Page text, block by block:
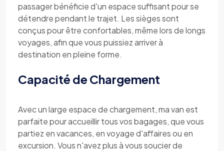
passager bénéficie d'un espace suffisant pour se
détendre pendant le trajet. Les sièges sont
conçus pour être confortables, même lors de longs
voyages, afin que vous puissiez arriver à
destination en pleine forme.
Capacité de Chargement
Avec un large espace de chargement, ma van est
parfaite pour accueillir tous vos bagages, que vous
partiez en vacances, en voyage d'affaires ou en
excursion. Vous n'avez plus à vous soucier de